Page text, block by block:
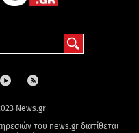
News.gr
του news.gr διατίθεται